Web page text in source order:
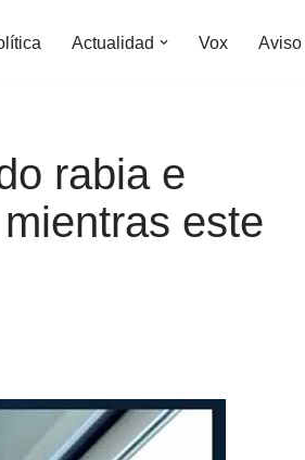
Actualidad Vox Aviso
rabia e
este